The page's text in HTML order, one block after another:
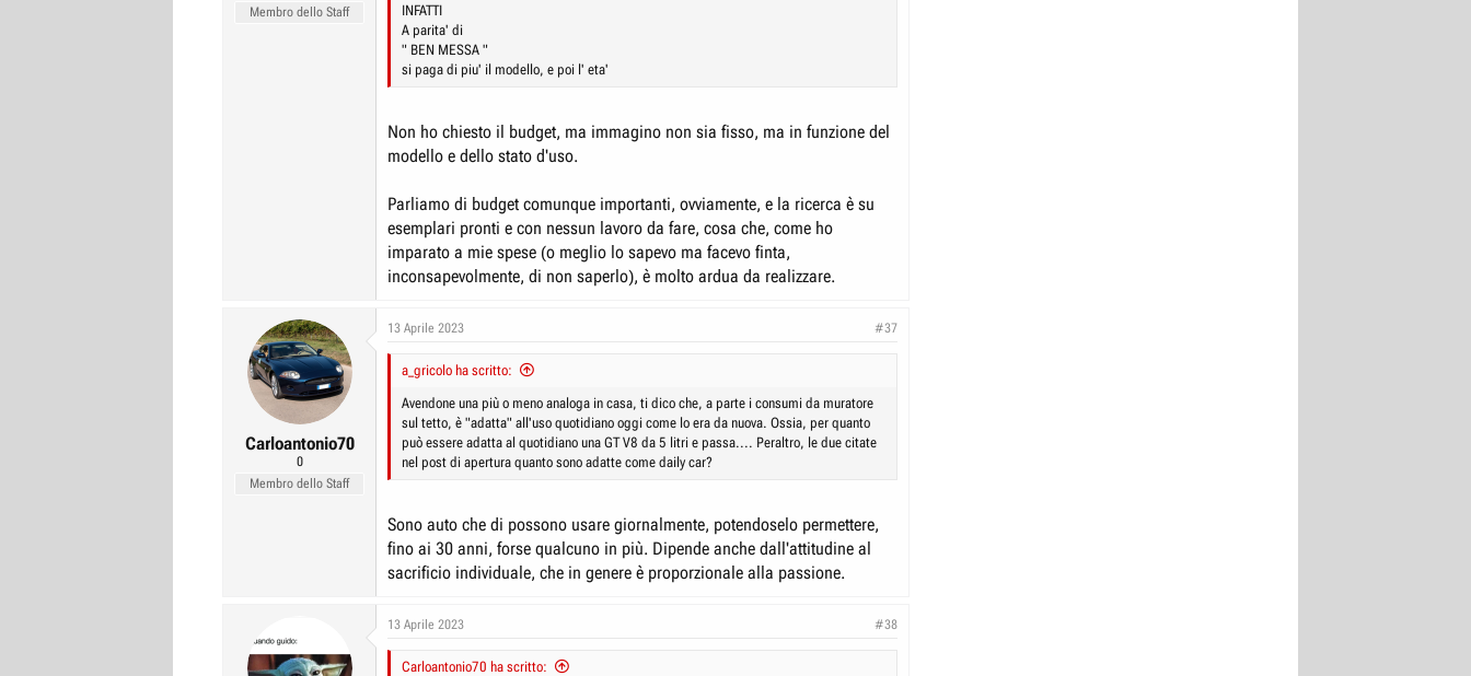
Membro dello Staff
INFATTI
A parita' di
" BEN MESSA "
si paga di piu' il modello, e poi l' eta'
Non ho chiesto il budget, ma immagino non sia fisso, ma in funzione del
modello e dello stato d'uso.
Parliamo di budget comunque importanti, ovviamente, e la ricerca è su
esemplari pronti e con nessun lavoro da fare, cosa che, come ho
imparato a mie spese (o meglio lo sapevo ma facevo finta,
inconsapevolmente, di non saperlo), è molto ardua da realizzare.
Carloantonio70
0
Membro dello Staff
13 Aprile 2023 #37
a_gricolo ha scritto:
Avendone una più o meno analoga in casa, ti dico che, a parte i consumi da muratore
sul tetto, è "adatta" all'uso quotidiano oggi come lo era da nuova. Ossia, per quanto
può essere adatta al quotidiano una GT V8 da 5 litri e passa.... Peraltro, le due citate
nel post di apertura quanto sono adatte come daily car?
Sono auto che di possono usare giornalmente, potendoselo permettere,
fino ai 30 anni, forse qualcuno in più. Dipende anche dall'attitudine al
sacrificio individuale, che in genere è proporzionale alla passione.
13 Aprile 2023 #38
Carloantonio70 ha scritto: